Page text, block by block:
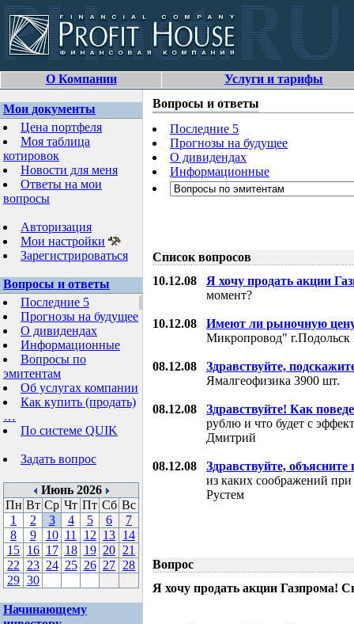
О Компании Услуги и тарифы
Мои документы
Цена портфеля
Моя таблица
котировок
Новости для меня
Ответы на мои
вопросы
Авторизация
Мои настройки
Зарегистрироваться
Вопросы и ответы
Последние 5
Прогнозы на будущее
О дивидендах
Информационные
Вопросы по
эмитентам
Об услугах компании
Как купить (продать)
…
По системе QUIK
Задать вопрос
Июнь 2026
Пн Вт Ср Чт Пт Сб Вс
1
2 3 4 5 6
7
8
9 10 11 12 13 14
15 16 17 18 19 20 21
22
23 24 25 26 27 28
29 30
Начинающему
Вопросы и ответы
Последние 5
Прогнозы на будущее
О дивидендах
Информационные
Список вопросов
10.12.08 Я хочу продать акции
момент?
10.12.08
Имеют ли рыночную
Микропровод"
08.12.08
Здравствуйте,
Ямалгеофизика 3900 шт.
08.12.08
Здравствуйте! Как
рублю и что будет с
Дмитрий
08.12.08
Здравствуйте, объясните
из каких соображений
Рустем
Вопрос
Я хочу продать акции Газпрома!